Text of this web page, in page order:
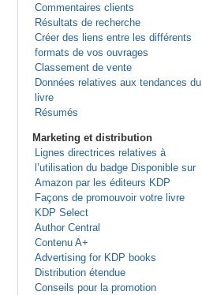
Commentaires clients
Résultats de recherche
Créer des liens entre les différents
formats de vos ouvrages
Classement de vente
Données relatives aux tendances du
livre
Résumés
Marketing et distribution
Lignes directrices relatives à
l’utilisation du badge Disponible sur
Amazon par les éditeurs KDP
Façons de promouvoir votre livre
KDP Select
Author Central
Contenu A+
Advertising for KDP books
Distribution étendue
Conseils pour la promotion